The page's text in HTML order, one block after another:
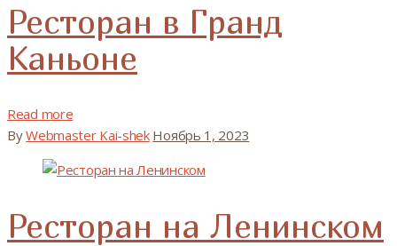
Ресторан в Гранд
Каньоне
Read more
ByWebmaster Kai-shek Ноябрь 1, 2023
Ресторан на Ленинском